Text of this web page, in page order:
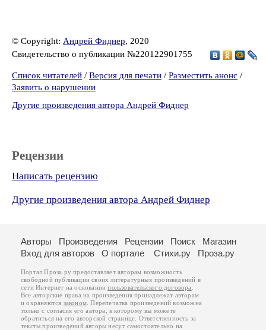
© Copyright: Андрей Фиднер, 2020
Свидетельство о публикации №220122901755
Список читателей / Версия для печати / Разместить анонс /
Заявить о нарушении
Другие произведения автора Андрей Фиднер
Рецензии
Написать рецензию
Другие произведения автора Андрей Фиднер
Авторы Произведения Рецензии Поиск
Магазин
Вход для авторов
О портале Стихи.ру Проза.ру
Портал Проза.ру предоставляет авторам возможность
свободной публикации своих литературных произведений в
сети Интернет на основаниипользовательского договора
Все авторские права на произведения принадлежат авторам
и охраняются законом . Перепечатка произведений возможна
только с согласия его автора, к которому вы можете
обратиться на его авторской странице. Ответственность за
тексты произведений авторы несут самостоятельно на